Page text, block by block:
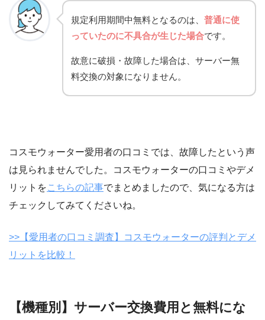
規定利用期間中無料となるのは、 普通に使
っていたのに不具合が生じた場合です。
故意に破損・故障した場合は、サーバー無
料交換の対象になりません。
コスモウォーター愛用者の口コミでは、故障したという声
は見られませんでした。コスモウォーターの口コミやデメ
リットをこちらの記事でまとめましたので、気になる方は
チェックしてみてくださいね。
>>【愛用者の口コミ調査】コスモウォーターの評判とデメ
リットを比較！
【機種別】サーバー交換費用と無料にな